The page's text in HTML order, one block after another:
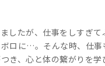
したが、仕事をしすぎて
ロに…。そんな時、仕事
き、心と体の繋がりを学